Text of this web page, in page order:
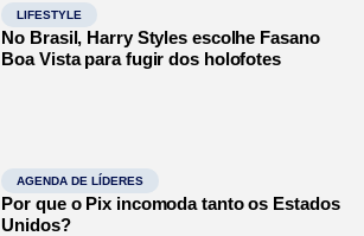
LIFESTYLE
No Brasil, Harry Styles escolhe Fasano
Boa Vista para fugir dos holofotes
AGENDA DE LÍDERES
Por que o Pix incomoda tanto os Estados
Unidos?